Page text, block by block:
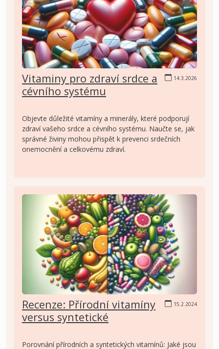
14.3.2026
Vitaminy pro zdraví srdce a
cévního systému
Objevte důležité vitamíny a minerály, které podporují
zdraví vašeho srdce a cévního systému. Naučte se, jak
správné živiny mohou přispět k prevenci srdečních
onemocnění a celkovému zdraví.
15.2.2024
Recenze: Přírodní vitamíny
versus syntetické
Porovnání přírodních a syntetických vitamínů: Jaké jsou